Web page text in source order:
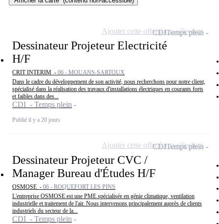
Dessinateur Projeteur Electricité
H/F
CRIT INTERIM - 06 - MOUANS-SARTOUX
Dans le cadre du développement de son activité, nous recherchons pour notre client,
spécialisé dans la réalisation des travaux d'installations électriques en courants forts
et faibles dans des...
CDI - Temps plein
Publié il y a 20 jours
CDITemps plein
Ajouter cette offre à ma sélection
Dessinateur Projeteur CVC /
Manager Bureau d'Études H/F
OSMOSE - 06 - ROQUEFORT LES PINS
L'entreprise OSMOSE est une PME spécialisée en génie climatique, ventilation
industrielle et traitement de l'air. Nous intervenons principalement auprès de clients
industriels du secteur de la...
CDI - Temps plein
CDITemps plein
Ajouter cette offre à ma sélection